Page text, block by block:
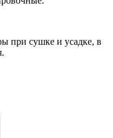
при сушке и усадке, в